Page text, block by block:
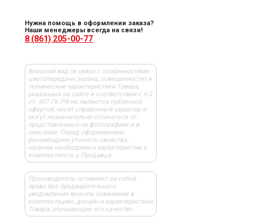
Нужна помощь в оформлении заказа?
Наши менеджеры всегда на связи!
8 (861) 205-00-77
Внешний вид (в связи с особенностями
цветопередачи экрана, освещенности) и
технические характеристики Товара,
указанные на сайте в соответствии с п.2
ст. 437 ГК РФ не являются публичной
офертой, носят справочный характер и
могут незначительно отличаться от
представленных на фотографиях и в
описании. Перед оформлением
рекомендуем уточнять свойства,
наличие необходимых характеристик и
комплектность у Продавца
Производитель оставляет за собой
право без предварительного
уведомления вносить изменения в
комплектацию, дизайн и характеристики
Товара, улучшающие его качество